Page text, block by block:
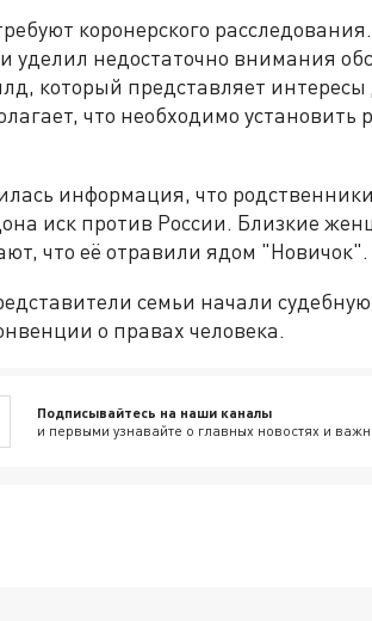
коронерского
уделил недостаточно внимания
который представляет интересы
что необходимо установить
информация, что
иск против России. Близкие
что её отравили ядом "Новичок".
семьи начали
о правах человека.
Подписывайтесь на наши каналы
и первыми узнавайте о главных новостях и